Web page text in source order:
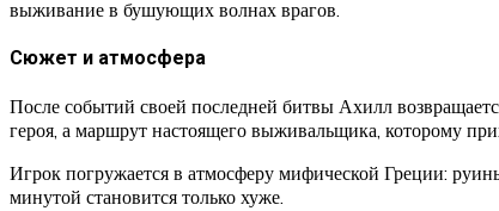
выживание в бушующих волнах врагов.
Сюжет и атмосфера
После событий своей последней битвы Ахилл
героя, а маршрут настоящего выживальщика, которому
Игрок погружается в атмосферу мифической Греции:
минутой становится только хуже.